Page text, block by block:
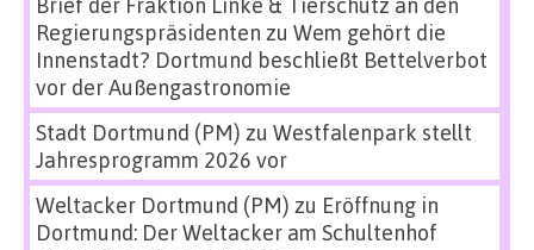
Regierungspräsidenten zu Wem gehört die
Innenstadt? Dortmund beschließt Bettelverbot
vor der Außengastronomie
Stadt Dortmund (PM) zu Westfalenpark stellt
Jahresprogramm 2026 vor
Weltacker Dortmund (PM) zu Eröffnung in
Dortmund: Der Weltacker am Schultenhof